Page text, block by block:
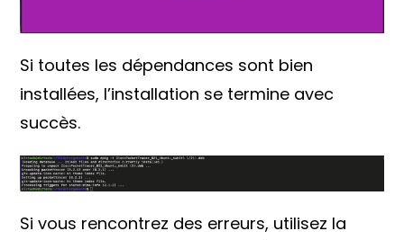
Si toutes les dépendances sont bien
installées, l’installation se termine avec
succès.
Si vous rencontrez des erreurs, utilisez la